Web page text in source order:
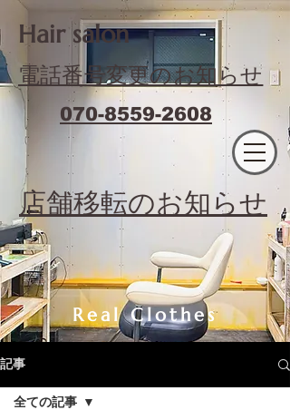
​Hair salon
電話番号変更のお知らせ
070-8559-2608
​店舗移転のお知らせ
Real Clothes
記事
全ての記事